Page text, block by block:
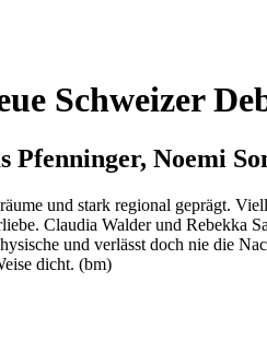
Schweizer
Pfenninger, Noemi
und stark regional geprägt.
Claudia Walder und
und verlässt doch nie die
dicht. (bm)